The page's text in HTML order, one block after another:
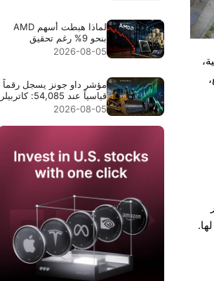
لماذا هبطت أسهم AMD
بنحو 9% رغم تحقيق
إيرادات قياسية بقيمة
2026-08-05
مؤشر داو جونز يسجل رقماً
قياسياً عند 54,085: كاتربيلر
قادت الارتفاع في النقاط،
موجة الصعود
2026-08-05